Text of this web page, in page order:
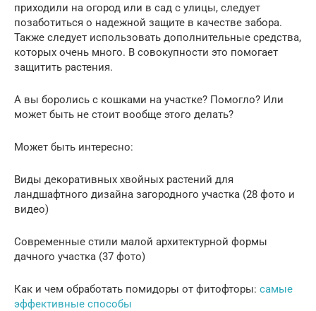
приходили на огород или в сад с улицы, следует
позаботиться о надежной защите в качестве забора.
Также следует использовать дополнительные средства,
которых очень много. В совокупности это помогает
защитить растения.
А вы боролись с кошками на участке? Помогло? Или
может быть не стоит вообще этого делать?
Может быть интересно:
Виды декоративных хвойных растений для
ландшафтного дизайна загородного участка (28 фото и
видео)
Современные стили малой архитектурной формы
дачного участка (37 фото)
Как и чем обработать помидоры от фитофторы: самые
эффективные способы